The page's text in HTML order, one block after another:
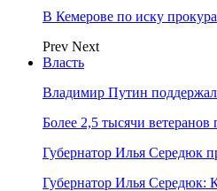
В Кемерове по иску
Prev Next
Власть
Владимир Путин
Более 2,5 тысячи
Губернатор Илья Середюк
Губернатор Илья Середюк: